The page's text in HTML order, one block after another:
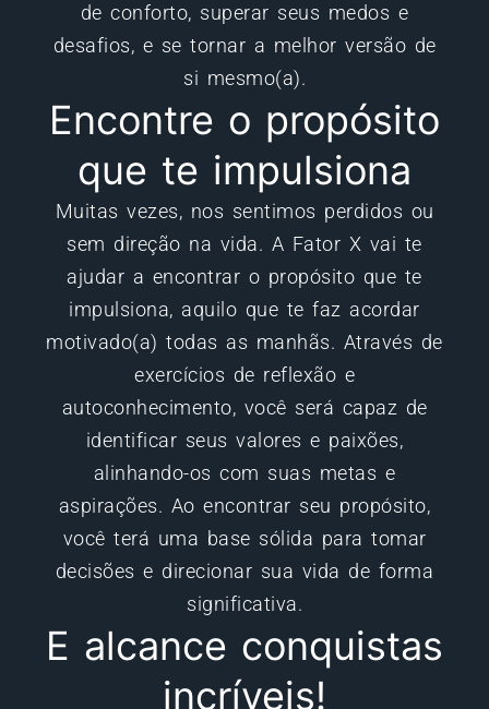
de conforto, superar seus medos e
desafios, e se tornar a melhor versão de
si mesmo(a).
Encontre o propósito
que te impulsiona
Muitas vezes, nos sentimos perdidos ou
sem direção na vida. A Fator X vai te
ajudar a encontrar o propósito que te
impulsiona, aquilo que te faz acordar
motivado(a) todas as manhãs. Através de
exercícios de reflexão e
autoconhecimento, você será capaz de
identificar seus valores e paixões,
alinhando-os com suas metas e
aspirações. Ao encontrar seu propósito,
você terá uma base sólida para tomar
decisões e direcionar sua vida de forma
significativa.
E alcance conquistas
incríveis!